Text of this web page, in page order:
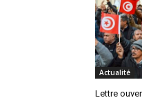
Actualité
Lettre